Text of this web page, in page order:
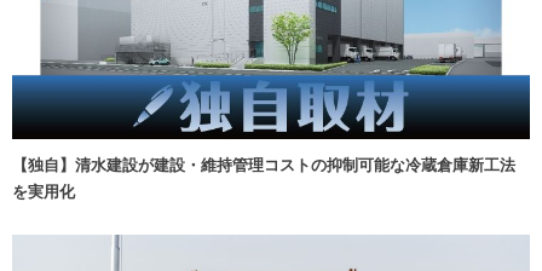
【独自】清水建設が建設・維持管理コストの抑制可能な冷蔵倉庫新工法
を実用化